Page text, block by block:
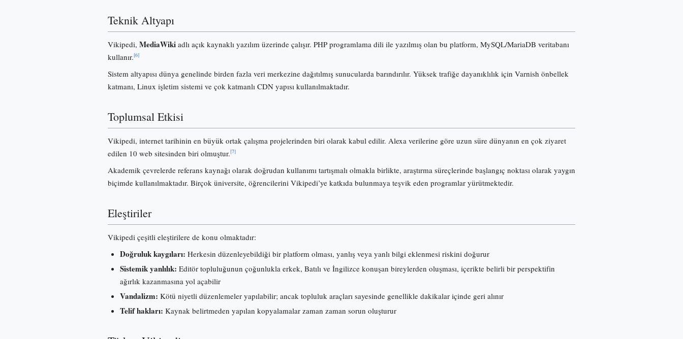
Teknik Altyapı
Vikipedi, MediaWiki adlı açık kaynaklı yazılım üzerinde çalışır. PHP programlama dili ile yazılmış olan bu platform, MySQL/MariaDB veritabanı
kullanır.[6]
Sistem altyapısı dünya genelinde birden fazla veri merkezine dağıtılmış sunucularda barındırılır. Yüksek trafiğe dayanıklılık için Varnish önbellek
katmanı, Linux işletim sistemi ve çok katmanlı CDN yapısı kullanılmaktadır.
Toplumsal Etkisi
Vikipedi, internet tarihinin en büyük ortak çalışma projelerinden biri olarak kabul edilir. Alexa verilerine göre uzun süre dünyanın en çok ziyaret
edilen 10 web sitesinden biri olmuştur.[7]
Akademik çevrelerde referans kaynağı olarak doğrudan kullanımı tartışmalı olmakla birlikte, araştırma süreçlerinde başlangıç noktası olarak yaygın
biçimde kullanılmaktadır. Birçok üniversite, öğrencilerini Vikipedi’ye katkıda bulunmaya teşvik eden programlar yürütmektedir.
Eleştiriler
Vikipedi çeşitli eleştirilere de konu olmaktadır:
Doğruluk kaygıları: Herkesin düzenleyebildiği bir platform olması, yanlış veya yanlı bilgi eklenmesi riskini doğurur
Sistemik yanlılık: Editör topluluğunun çoğunlukla erkek, Batılı ve İngilizce konuşan bireylerden oluşması, içerikte belirli bir perspektifin
ağırlık kazanmasına yol açabilir
Vandalizm: Kötü niyetli düzenlemeler yapılabilir; ancak topluluk araçları sayesinde genellikle dakikalar içinde geri alınır
Telif hakları: Kaynak belirtmeden yapılan kopyalamalar zaman zaman sorun oluşturur